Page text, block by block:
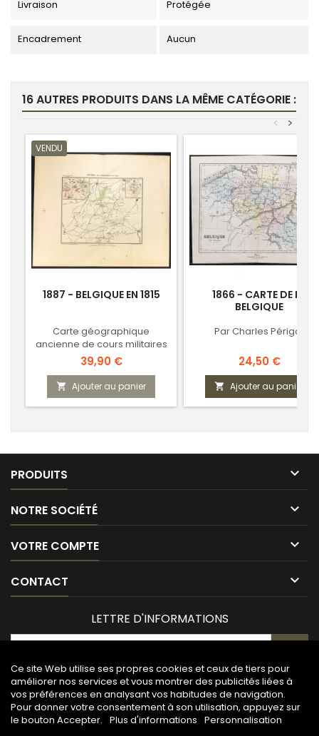
Livraison Protégée
Encadrement Aucun
16 AUTRES PRODUITS DANS LA MÊME CATÉGORIE :
>
<
VENDU
1887 - BELGIQUE EN 1815
Carte géographique
ancienne de cours militaires
Prix
39,90 €
 Ajouter au panier
1866 - CARTE DE LA
BELGIQUE
Par Charles Périgot
Prix
24,50 €
 Ajouter au panier
PRODUITS 
NOTRE SOCIÉTÉ 
VOTRE COMPTE 
CONTACT 
Ce site Web utilise ses propres cookies et ceux de tiers pour
améliorer nos services et vous montrer des publicités liées à
vos préférences en analysant vos habitudes de navigation.
Pour donner votre consentement à son utilisation, appuyez sur
le bouton Accepter. Plus d'informations Personnalisation
LETTRE D'INFORMATIONS